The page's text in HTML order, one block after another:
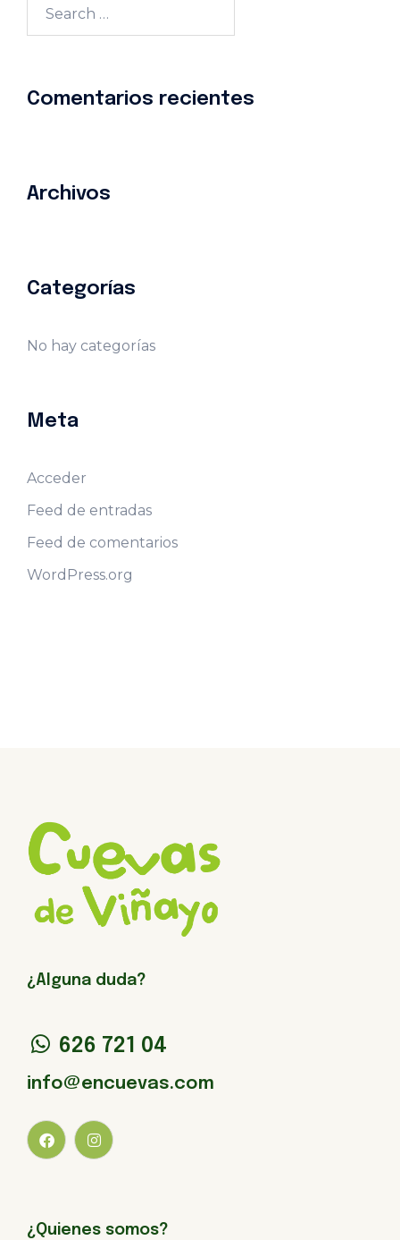
Comentarios recientes
Archivos
Categorías
No hay categorías
Meta
Acceder
Feed de entradas
Feed de comentarios
WordPress.org
¿Alguna duda?
626 721 04
info@encuevas.com
¿Quienes somos?